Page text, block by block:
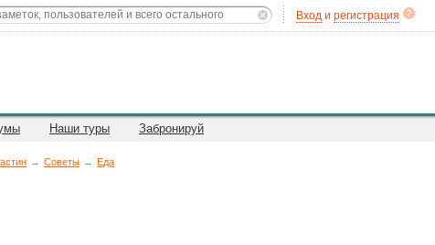
Вход и регистрация
Наши туры Забронируй
→ Советы → Еда